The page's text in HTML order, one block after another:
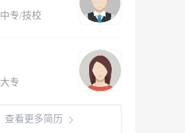
中专/技校
大专
查看更多简历